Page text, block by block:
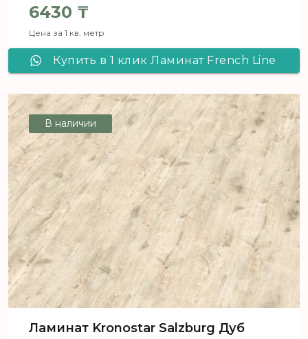
Первоначальная цена
6430 ₸
Текущая цена: 6430 ₸.
Цена за 1 кв. метр
Купить в 1 клик Ламинат French Line
В наличии
Ламинат Kronostar Salzburg Дуб